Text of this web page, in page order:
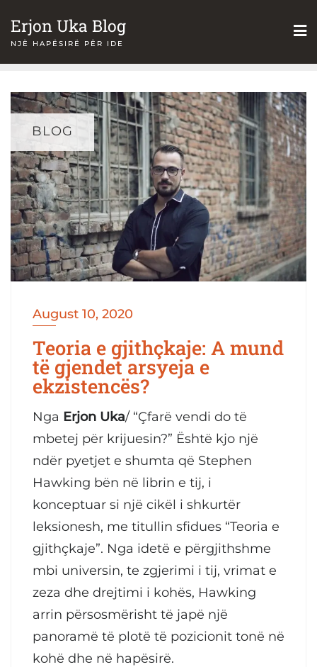
toErjon Uka Blog
NJË HAPËSIRË PËR IDE
BLOG
August 10, 2020
Teoria e gjithçkaje: A mund
të gjendet arsyeja e
ekzistencës?
Nga Erjon Uka/ “Çfarë vendi do të
mbetej për krijuesin?” Është kjo një
ndër pyetjet e shumta që Stephen
Hawking bën në librin e tij, i
konceptuar si një cikël i shkurtër
leksionesh, me titullin sfidues “Teoria e
gjithçkaje”. Nga idetë e përgjithshme
mbi universin, te zgjerimi i tij, vrimat e
zeza dhe drejtimi i kohës, Hawking
arrin përsosmërisht të japë një
panoramë të plotë të pozicionit tonë në
kohë dhe në hapësirë.